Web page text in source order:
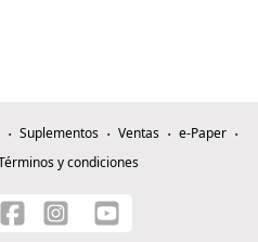
Suplementos Ventas
e-Paper
y condiciones